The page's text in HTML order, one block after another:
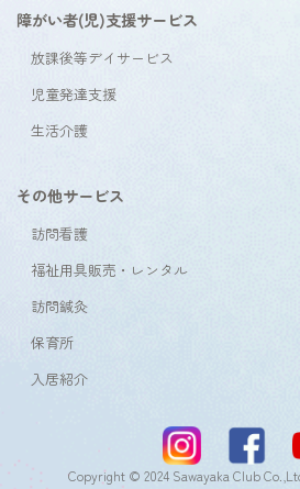
障がい者(児)支援サービス
放課後等デイサービス
児童発達支援
生活介護
その他サービス
訪問看護
福祉用具販売・レンタル
訪問鍼灸
保育所
入居紹介
Copyright © 2024 Sawayaka Club